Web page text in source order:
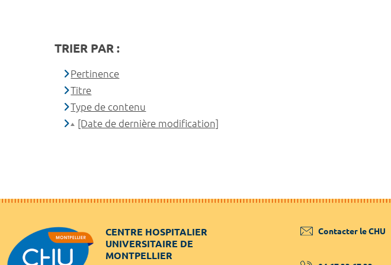
TRIER PAR :
Pertinence
Titre
Type de contenu
[Date de dernière modification]
CENTRE HOSPITALIER
UNIVERSITAIRE DE
MONTPELLIER
Contacter le CHU